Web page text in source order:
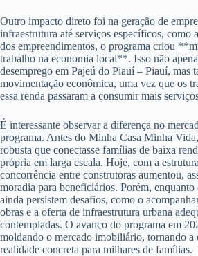
Outro impacto direto foi na geração de
infraestrutura até serviços específicos, como
dos empreendimentos, o programa criou
trabalho na economia local**. Isso não
desemprego em Pajeú do Piauí – Piauí, mas
movimentação econômica, uma vez que os
essa renda passaram a consumir mais
É interessante observar a diferença no
programa. Antes do Minha Casa Minha
robusta que conectasse famílias de baixa
própria em larga escala. Hoje, com a
concorrência entre construtoras aumentou,
moradia para beneficiários. Porém, enquanto
ainda persistem desafios, como o
obras e a oferta de infraestrutura urbana
contempladas. O avanço do programa em
moldando o mercado imobiliário, tornando a
realidade concreta para milhares de famílias.